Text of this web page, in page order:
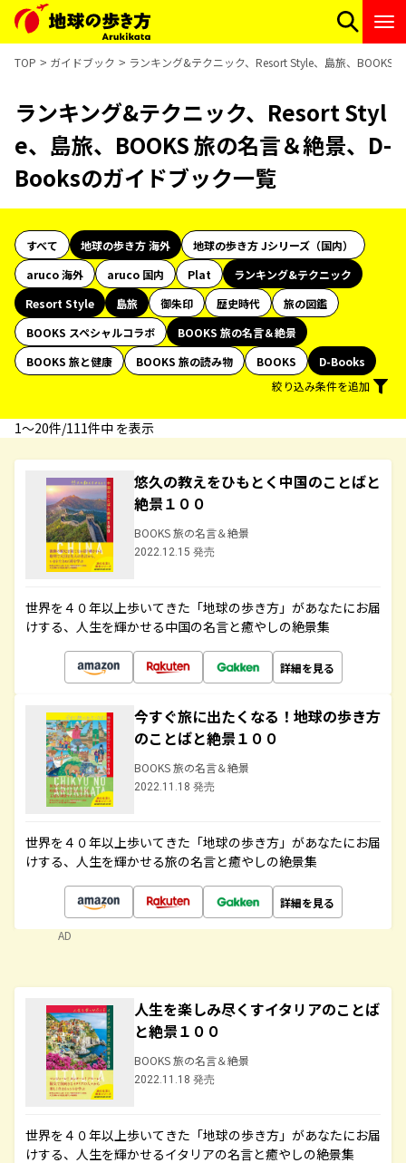
TOP ガイドブック ランキング&テクニック、Resort Style、島旅、BOOKS
ランキング&テクニック、Resort Styl
e、島旅、BOOKS 旅の名言＆絶景、D-
Booksのガイドブック一覧
すべて 地球の歩き方 海外
地球の歩き方 Jシリーズ（国内）
aruco 海外
aruco 国内 Plat
ランキング&テクニック
Resort Style
島旅 御朱印 歴史時代
旅の図鑑
BOOKS スペシャルコラボ
BOOKS 旅の名言＆絶景
BOOKS 旅と健康
BOOKS 旅の読み物 BOOKS
D-Books
絞り込み条件を追加
1〜20件/111件中 を表示
悠久の教えをひもとく中国のことばと
絶景１００
BOOKS 旅の名言＆絶景
2022.12.15 発売
世界を４０年以上歩いてきた「地球の歩き方」があなたにお届
けする、人生を輝かせる中国の名言と癒やしの絶景集
詳細を見る
今すぐ旅に出たくなる！地球の歩き方
のことばと絶景１００
BOOKS 旅の名言＆絶景
2022.11.18 発売
世界を４０年以上歩いてきた「地球の歩き方」があなたにお届
けする、人生を輝かせる旅の名言と癒やしの絶景集
詳細を見る
AD
人生を楽しみ尽くすイタリアのことば
と絶景１００
BOOKS 旅の名言＆絶景
2022.11.18 発売
世界を４０年以上歩いてきた「地球の歩き方」があなたにお届
けする、人生を輝かせるイタリアの名言と癒やしの絶景集